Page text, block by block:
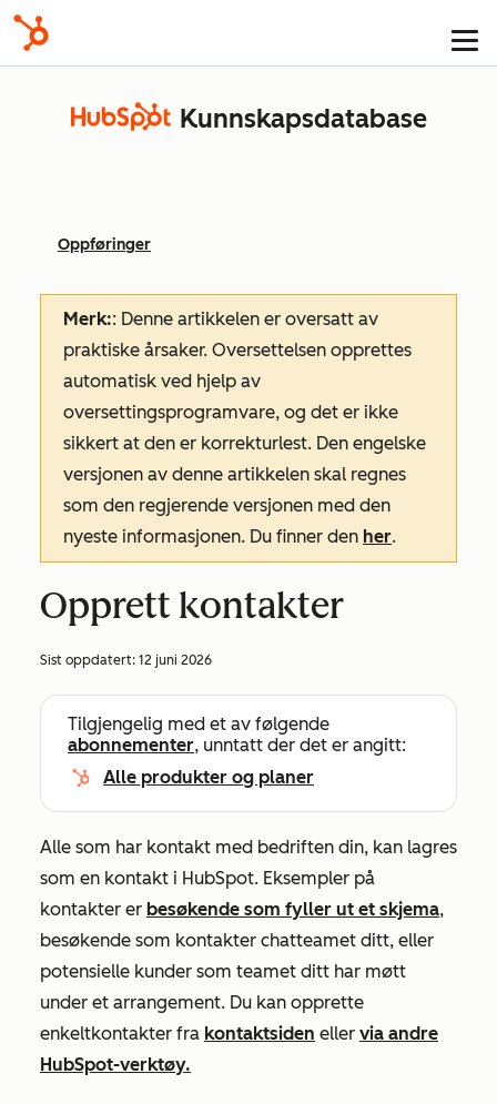
Kunnskapsdatabase
Oppføringer
Merk:: Denne artikkelen er oversatt av
praktiske årsaker. Oversettelsen opprettes
automatisk ved hjelp av
oversettingsprogramvare, og det er ikke
sikkert at den er korrekturlest. Den engelske
versjonen av denne artikkelen skal regnes
som den regjerende versjonen med den
nyeste informasjonen. Du finner den her.
Opprett kontakter
Sist oppdatert: 12 juni 2026
Tilgjengelig med et av følgende
abonnementer, unntatt der det er angitt:
Alle produkter og planer
Alle som har kontakt med bedriften din, kan lagres
som en kontakt i HubSpot. Eksempler på
kontakter er besøkende som fyller ut et skjema,
besøkende som kontakter chatteamet ditt, eller
potensielle kunder som teamet ditt har møtt
under et arrangement. Du kan opprette
enkeltkontakter fra kontaktsiden eller via andre
HubSpot-verktøy.